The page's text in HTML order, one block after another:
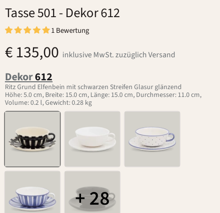
Tasse 501- Dekor 612
1 Bewertung
€ 135,00 inklusive MwSt. zuzüglich Versand
Dekor612
Ritz Grund Elfenbein mit schwarzen Streifen Glasur glänzend
Höhe: 5.0 cm, Breite: 15.0 cm, Länge: 15.0 cm, Durchmesser: 11.0 cm,
Volume: 0.2 l, Gewicht: 0.28 kg
+ 28